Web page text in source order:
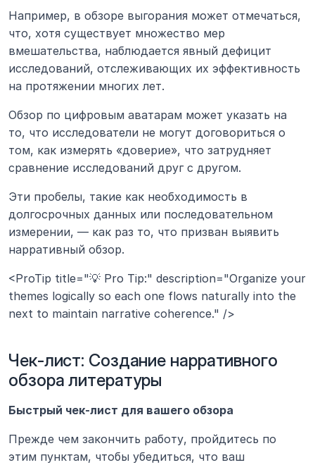
Например, в обзоре выгорания может отмечаться,
что, хотя существует множество мер
вмешательства, наблюдается явный дефицит
исследований, отслеживающих их эффективность
на протяжении многих лет.
Обзор по цифровым аватарам может указать на
то, что исследователи не могут договориться о
том, как измерять «доверие», что затрудняет
сравнение исследований друг с другом.
Эти пробелы, такие как необходимость в
долгосрочных данных или последовательном
измерении, — как раз то, что призван выявить
нарративный обзор.
<ProTip title="💡 Pro Tip:" description="Organize your
themes logically so each one flows naturally into the
next to maintain narrative coherence." />
Чек-лист: Создание нарративного
обзора литературы
Быстрый чек-лист для вашего обзора
Прежде чем закончить работу, пройдитесь по
этим пунктам, чтобы убедиться, что ваш